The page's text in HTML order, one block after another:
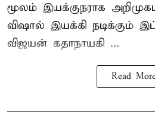
மூலம் இயக்குநராக
விஷால் இயக்கி நடிக்கும்
விஜயன் கதாநாயகி ...
Read